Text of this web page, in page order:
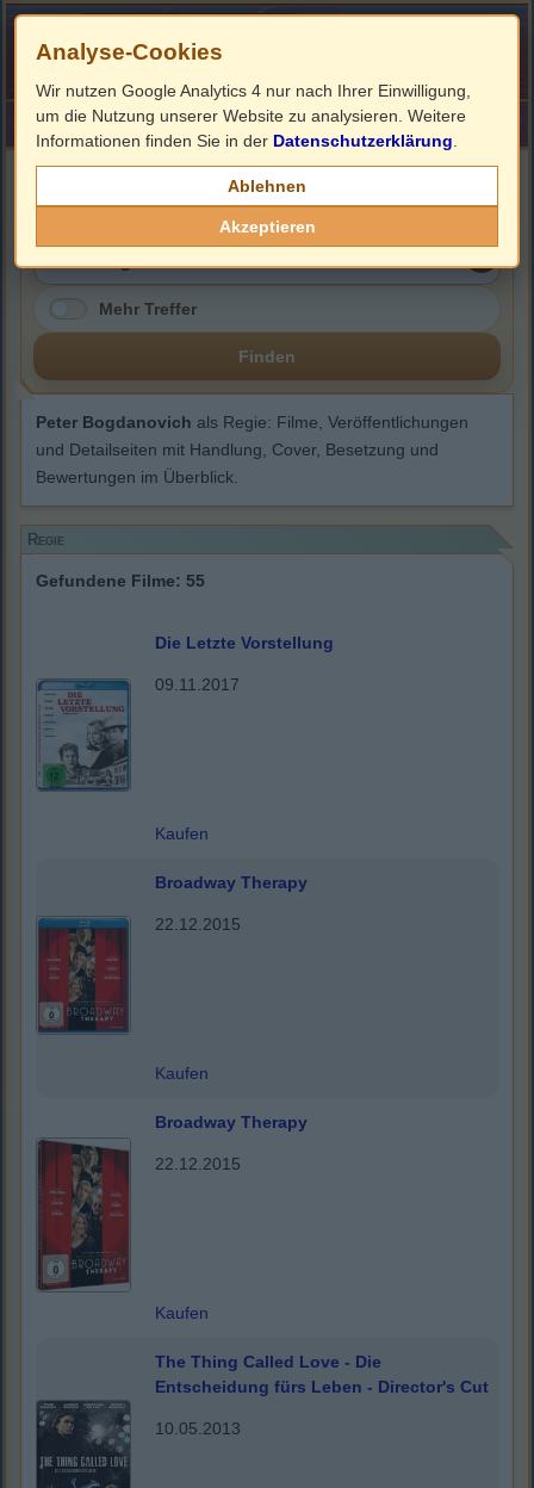
HOME ImpressumLinks
Peter Bogdanovich
Mehr Treffer
Finden
Peter Bogdanovich als Regie: Filme, Veröffentlichungen
und Detailseiten mit Handlung, Cover, Besetzung und
Bewertungen im Überblick.
Regie
Gefundene Filme: 55
Die Letzte Vorstellung
09.11.2017
Kaufen
Broadway Therapy
22.12.2015
Kaufen
Broadway Therapy
22.12.2015
Kaufen
The Thing Called Love - Die
Entscheidung fürs Leben - Director's Cut
10.05.2013
Analyse-Cookies
Wir nutzen Google Analytics 4 nur nach Ihrer Einwilligung,
um die Nutzung unserer Website zu analysieren. Weitere
Informationen finden Sie in der Datenschutzerklärung
Ablehnen
Akzeptieren